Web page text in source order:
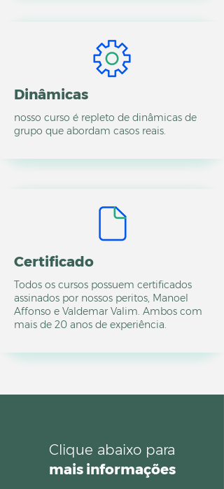
Dinâmicas
nosso curso é repleto de dinâmicas de
grupo que abordam casos reais.
Certificado
Todos os cursos possuem certificados
assinados por nossos peritos, Manoel
Affonso e Valdemar Valim. Ambos com
mais de 20 anos de experiência.
Clique abaixo para
mais informações